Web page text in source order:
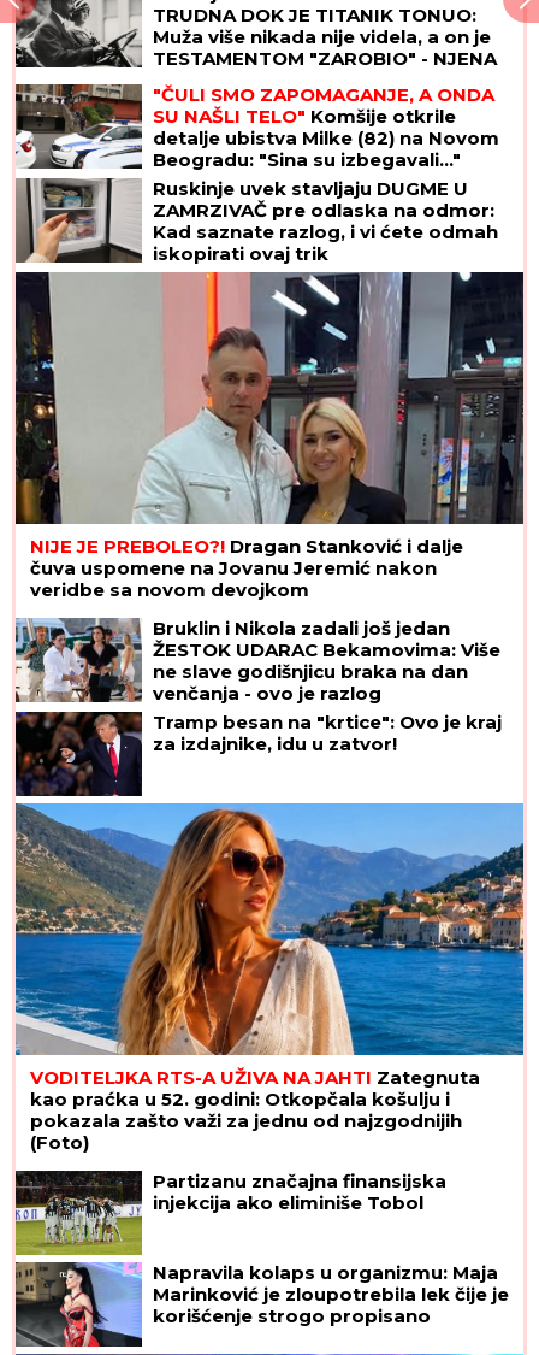
TRUDNA DOK JE TITANIK TONUO:
Muža više nikada nije videla, a on je
TESTAMENTOM "ZAROBIO" - NJENA
TAJNA i danas ledi krv u žilama
"ČULI SMO ZAPOMAGANJE, A ONDA
SU NAŠLI TELO" Komšije otkrile
detalje ubistva Milke (82) na Novom
Beogradu: "Sina su izbegavali..."
Ruskinje uvek stavljaju DUGME U
ZAMRZIVAČ pre odlaska na odmor:
Kad saznate razlog, i vi ćete odmah
iskopirati ovaj trik
NIJE JE PREBOLEO?! Dragan Stanković i dalje
čuva uspomene na Jovanu Jeremić nakon
veridbe sa novom devojkom
Bruklin i Nikola zadali još jedan
ŽESTOK UDARAC Bekamovima: Više
ne slave godišnjicu braka na dan
venčanja - ovo je razlog
Tramp besan na "krtice": Ovo je kraj
za izdajnike, idu u zatvor!
VODITELJKA RTS-A UŽIVA NA JAHTI Zategnuta
kao praćka u 52. godini: Otkopčala košulju i
pokazala zašto važi za jednu od najzgodnijih
(Foto)
Partizanu značajna finansijska
injekcija ako eliminiše Tobol
Napravila kolaps u organizmu: Maja
Marinković je zloupotrebila lek čije je
korišćenje strogo propisano